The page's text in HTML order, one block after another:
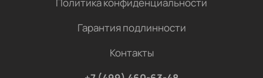
Политика конфиденциальности
Гарантия подлинности
Контакты